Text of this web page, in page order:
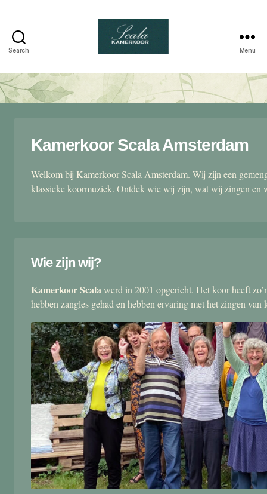
Search
kamerkoor
Menu
Kamerkoor Scala Amsterdam
Welkom bij Kamerkoor Scala Amsterdam. Wij zijn een
klassieke koormuziek. Ontdek wie wij zijn, wat wij zingen en
Wie zijn wij?
Kamerkoor Scalawerd in 2001 opgericht. Het koor heeft
hebben zangles gehad en hebben ervaring met het zingen van